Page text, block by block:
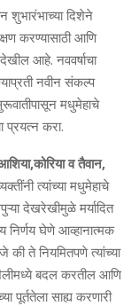
शुभारंभाच्‍या दिशेने
करण्‍यासाठी आणि
आहे. नववर्षाचा
नवीन संकल्‍प
मधुमेहाचे
प्रयत्‍न करा.
व तैवान,
त्‍यांच्‍या मधुमेहाचे
देखरेखीमुळे मर्यादित
निर्णय घेणे आव्‍हानात्‍मक
की ते नियमितपणे त्‍यांच्‍या
बदल करतील आणि
पूर्ततेला साह्य करणारी